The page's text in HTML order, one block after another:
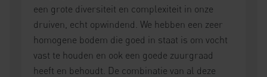
een grote diversiteit en complexiteit in onze
druiven, echt opwindend. We hebben een zeer
homogene bodem die goed in staat is om vocht
vast te houden en ook een goede zuurgraad
heeft en behoudt. De combinatie van al deze